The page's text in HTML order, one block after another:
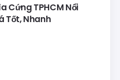
Cứng TPHCM Nổi
Tốt, Nhanh